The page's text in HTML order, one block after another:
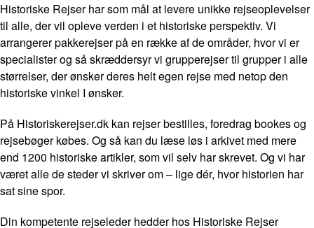
Historiske Rejser har som mål at levere unikke rejseoplevelser
til alle, der vil opleve verden i et historiske perspektiv. Vi
arrangerer pakkerejser på en række af de områder, hvor vi er
specialister og så skræddersyr vi grupperejser til grupper i alle
størrelser, der ønsker deres helt egen rejse med netop den
historiske vinkel I ønsker.
På Historiskerejser.dk kan rejser bestilles, foredrag bookes og
rejsebøger købes. Og så kan du læse løs i arkivet med mere
end 1200 historiske artikler, som vil selv har skrevet. Og vi har
været alle de steder vi skriver om – lige dér, hvor historien har
sat sine spor.
Din kompetente rejseleder hedder hos Historiske Rejser